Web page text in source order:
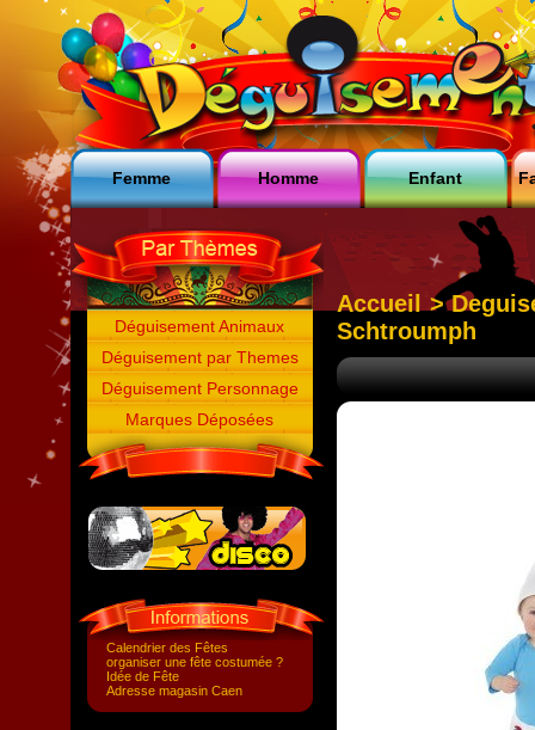
Femme Homme Enfant
Déguisement Animaux
Déguisement par Themes
Déguisement Personnage
Marques Déposées
Calendrier des Fêtes
organiser une fête costumée ?
Idée de Fête
Adresse magasin Caen
Accueil >
Schtroumph